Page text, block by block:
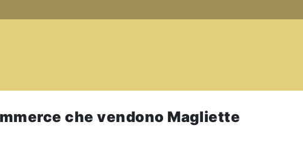
che vendono Magliette